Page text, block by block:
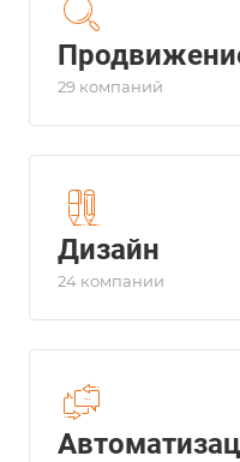
29 компаний
Дизайн
24 компании